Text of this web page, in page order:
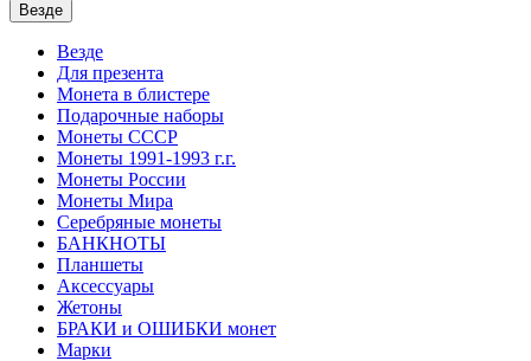
Везде
Везде
Для презента
Монета в блистере
Подарочные наборы
Монеты СССР
Монеты 1991-1993 г.г.
Монеты России
Монеты Мира
Серебряные монеты
БАНКНОТЫ
Планшеты
Аксессуары
Жетоны
БРАКИ и ОШИБКИ монет
Марки